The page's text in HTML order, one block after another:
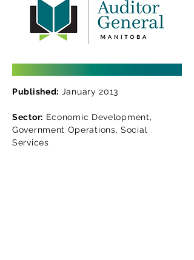
Published: January 2013
Sector: Economic Development,
Government Operations, Social
Services